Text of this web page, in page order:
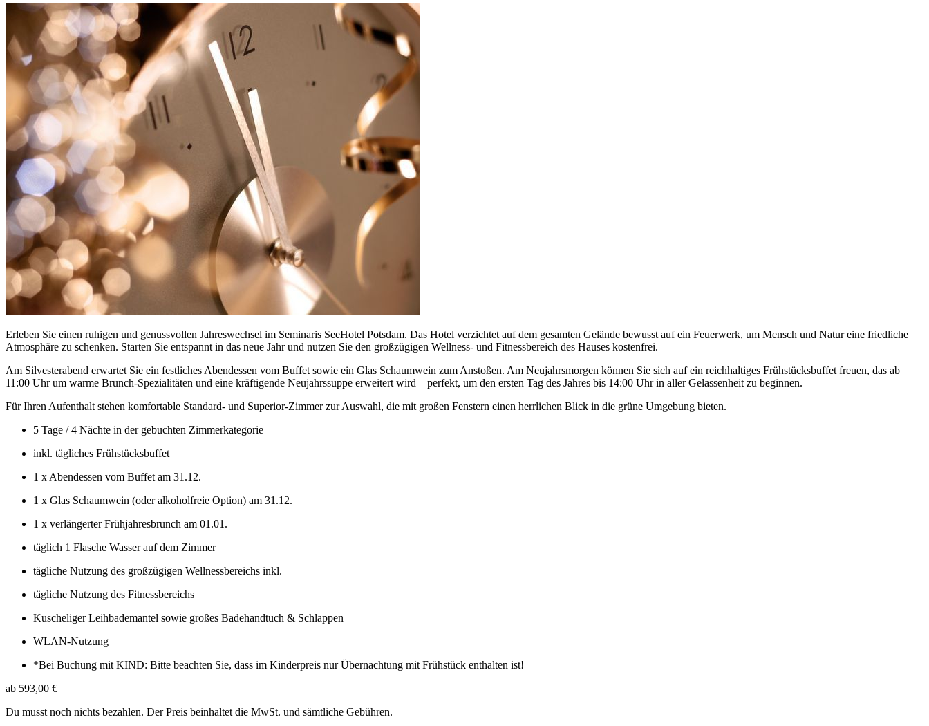
Erleben Sie einen ruhigen und genussvollen Jahreswechsel im Seminaris SeeHotel Potsdam. Das Hotel verzichtet auf dem gesamten Gelände bewusst auf ein Feuerwerk, um Mensch und Natur eine friedliche
Atmosphäre zu schenken. Starten Sie entspannt in das neue Jahr und nutzen Sie den großzügigen Wellness- und Fitnessbereich des Hauses kostenfrei.
Am Silvesterabend erwartet Sie ein festliches Abendessen vom Buffet sowie ein Glas Schaumwein zum Anstoßen. Am Neujahrsmorgen können Sie sich auf ein reichhaltiges Frühstücksbuffet freuen, das ab
11:00 Uhr um warme Brunch-Spezialitäten und eine kräftigende Neujahrssuppe erweitert wird – perfekt, um den ersten Tag des Jahres bis 14:00 Uhr in aller Gelassenheit zu beginnen.
Für Ihren Aufenthalt stehen komfortable Standard- und Superior-Zimmer zur Auswahl, die mit großen Fenstern einen herrlichen Blick in die grüne Umgebung bieten.
5 Tage / 4 Nächte in der gebuchten Zimmerkategorie
inkl. tägliches Frühstücksbuffet
1 x Abendessen vom Buffet am 31.12.
1 x Glas Schaumwein (oder alkoholfreie Option) am 31.12.
1 x verlängerter Frühjahresbrunch am 01.01.
täglich 1 Flasche Wasser auf dem Zimmer
tägliche Nutzung des großzügigen Wellnessbereichs inkl.
tägliche Nutzung des Fitnessbereichs
Kuscheliger Leihbademantel sowie großes Badehandtuch & Schlappen
WLAN-Nutzung
*Bei Buchung mit KIND: Bitte beachten Sie, dass im Kinderpreis nur Übernachtung mit Frühstück enthalten ist!
ab 593,00 €
Du musst noch nichts bezahlen. Der Preis beinhaltet die MwSt. und sämtliche Gebühren.